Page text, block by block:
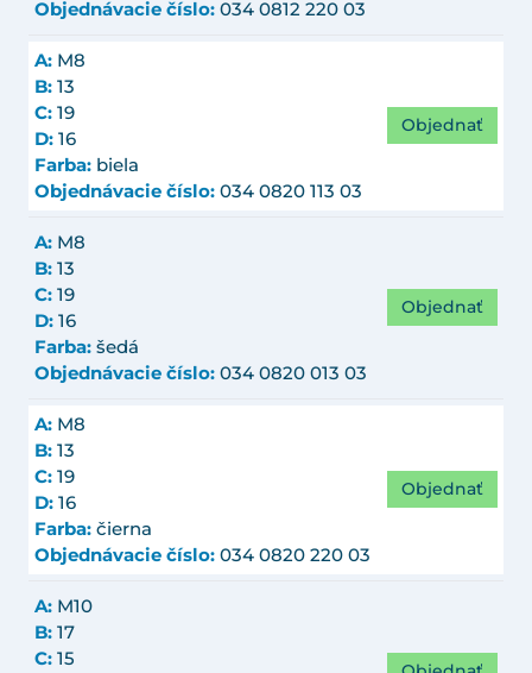
Objednávacie číslo: 034 0812 220 03
A: M8
B: 13
C: 19
D: 16
Farba: biela
Objednávacie číslo: 034 0820 113 03
Objednať
A: M8
B: 13
C: 19
D: 16
Farba: šedá
Objednávacie číslo: 034 0820 013 03
Objednať
A: M8
B: 13
C: 19
D: 16
Farba: čierna
Objednávacie číslo: 034 0820 220 03
Objednať
A: M10
B: 17
C: 15